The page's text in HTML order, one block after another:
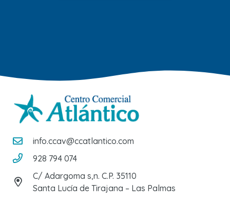
info.ccav@ccatlantico.com
928 794 074
C/ Adargoma s,n. C.P. 35110
Santa Lucía de Tirajana – Las Palmas